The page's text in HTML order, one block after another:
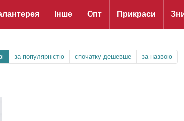
Інше Опт Прикраси
за популярністю спочатку дешевше за назвою